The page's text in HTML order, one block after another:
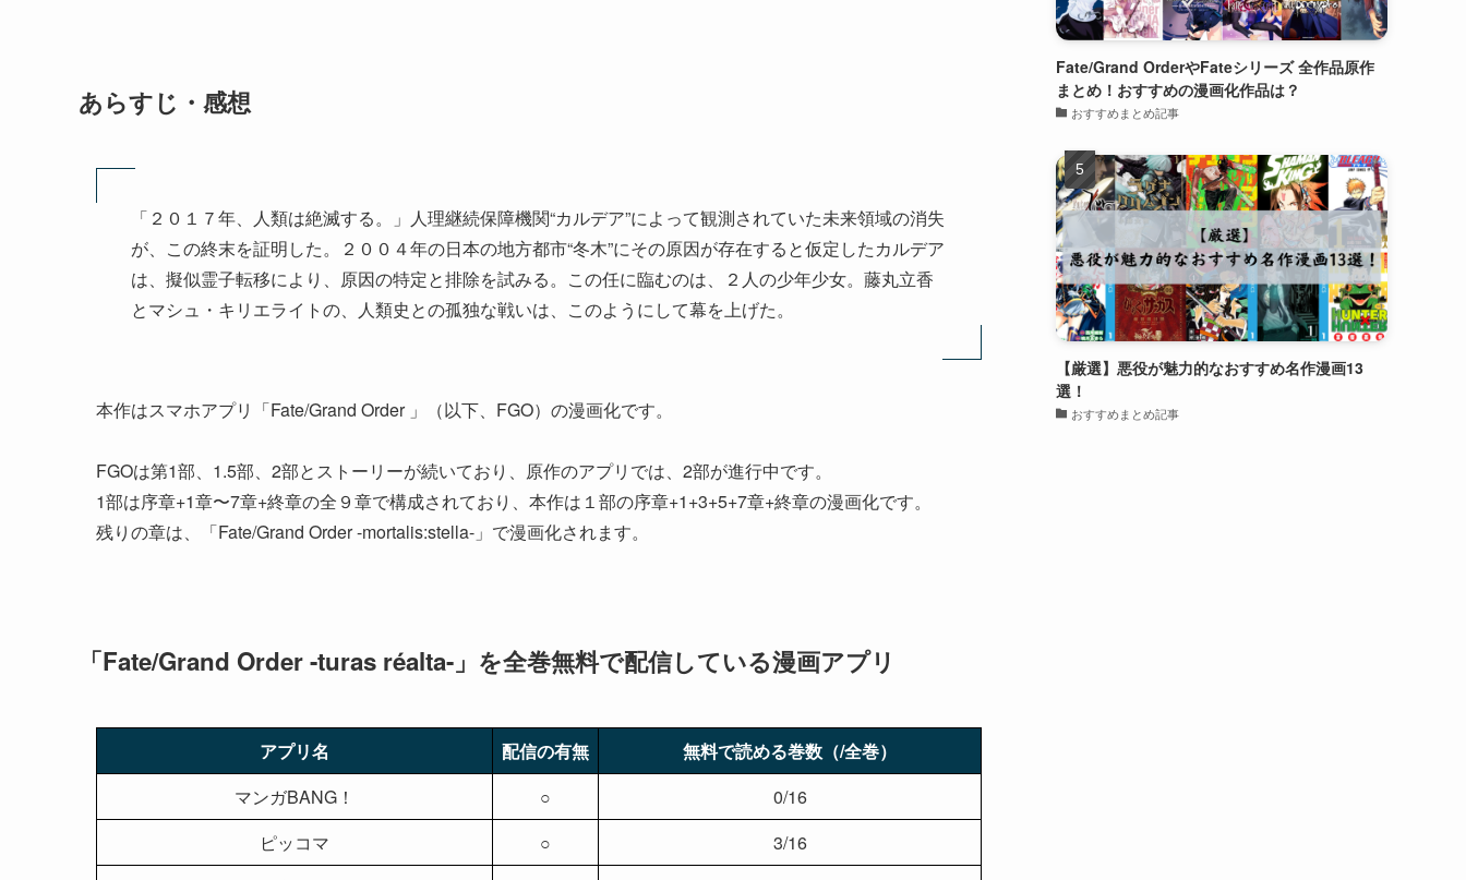
あらすじ・感想
「２０１７年、人類は絶滅する。」人理継続保障機関“カルデア”によって観測されていた未来領域の消失
が、この終末を証明した。２００４年の日本の地方都市“冬木”にその原因が存在すると仮定したカルデア
は、擬似霊子転移により、原因の特定と排除を試みる。この任に臨むのは、２人の少年少女。藤丸立香
とマシュ・キリエライトの、人類史との孤独な戦いは、このようにして幕を上げた。
本作はスマホアプリ「Fate/Grand Order 」（以下、FGO）の漫画化です。
FGOは第1部、1.5部、2部とストーリーが続いており、原作のアプリでは、2部が進行中です。
1部は序章+1章〜7章+終章の全９章で構成されており、本作は１部の序章+1+3+5+7章+終章の漫画化です。
残りの章は、「Fate/Grand Order -mortalis:stella-」で漫画化されます。
「Fate/Grand Order -turas réalta-」を全巻無料で配信している漫画アプリ
アプリ名 配信の有無
無料で読める巻数（/全巻）
マンガBANG！
○
0/16
ピッコマ
○
3/16
Fate/Grand OrderやFateシリーズ 全作品原作
まとめ！おすすめの漫画化作品は？
おすすめまとめ記事
【厳選】悪役が魅力的なおすすめ名作漫画13
選！
おすすめまとめ記事